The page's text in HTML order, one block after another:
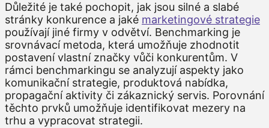
Důležité je také pochopit, jak jsou silné a slabé
stránky konkurence a jaké marketingové strategie
používají jiné firmy v odvětví. Benchmarking je
srovnávací metoda, která umožňuje zhodnotit
postavení vlastní značky vůči konkurentům. V
rámci benchmarkingu se analyzují aspekty jako
komunikační strategie, produktová nabídka,
propagační aktivity či zákaznický servis. Porovnání
těchto prvků umožňuje identifikovat mezery na
trhu a vypracovat strategii.